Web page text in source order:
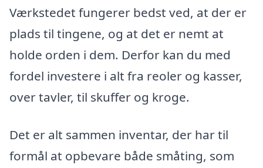
Værkstedet fungerer bedst ved, at der er
plads til tingene, og at det er nemt at
holde orden i dem. Derfor kan du med
fordel investere i alt fra reoler og kasser,
over tavler, til skuffer og kroge.
Det er alt sammen inventar, der har til
formål at opbevare både småting, som